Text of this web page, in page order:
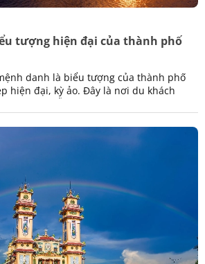
tượng hiện đại của thành phố
danh là biểu tượng của thành phố
hiện đại, kỳ ảo. Đây là nơi du khách